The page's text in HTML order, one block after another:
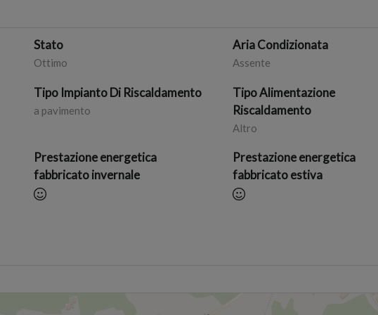
Stato
Ottimo
Aria Condizionata
Assente
Tipo Impianto Di Riscaldamento
a pavimento
Tipo Alimentazione
Riscaldamento
Altro
Prestazione energetica
fabbricato invernale
Prestazione energetica
fabbricato estiva